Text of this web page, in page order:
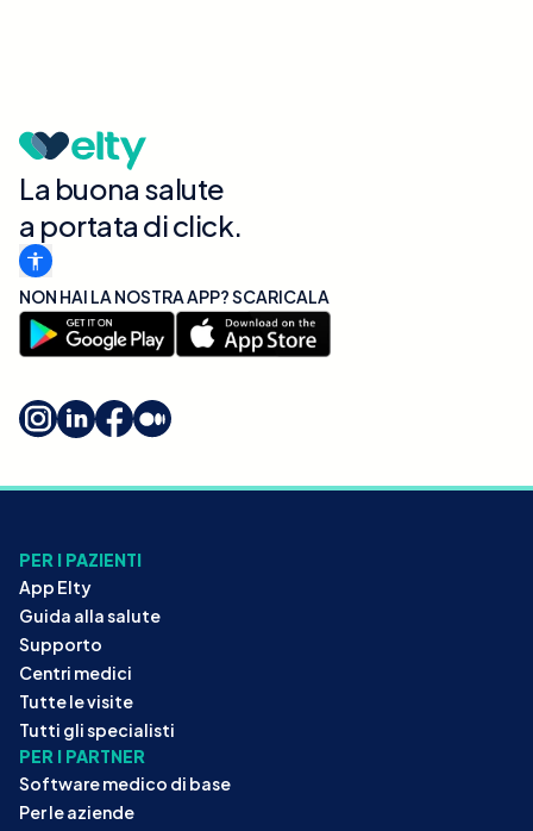
La buona salute
a portata di click.
NON HAI LA NOSTRA APP? SCARICALA
PER I PAZIENTI
App Elty
Guida alla salute
Supporto
Centri medici
Tutte le visite
Tutti gli specialisti
PER I PARTNER
Software medico di base
Per le aziende